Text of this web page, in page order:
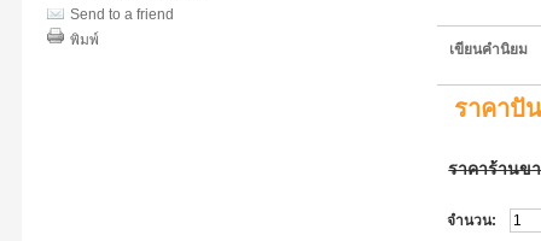
Send to a friend
พิมพ์
เขียนคำนิยม
ราคาปั
ราคาร้านข
จำนวน: